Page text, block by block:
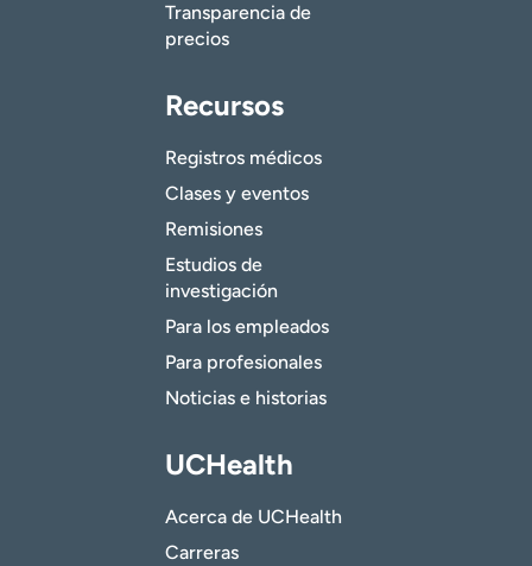
Transparencia de
precios
Recursos
Registros médicos
Clases y eventos
Remisiones
Estudios de
investigación
Para los empleados
Para profesionales
Noticias e historias
UCHealth
Acerca de UCHealth
Carreras